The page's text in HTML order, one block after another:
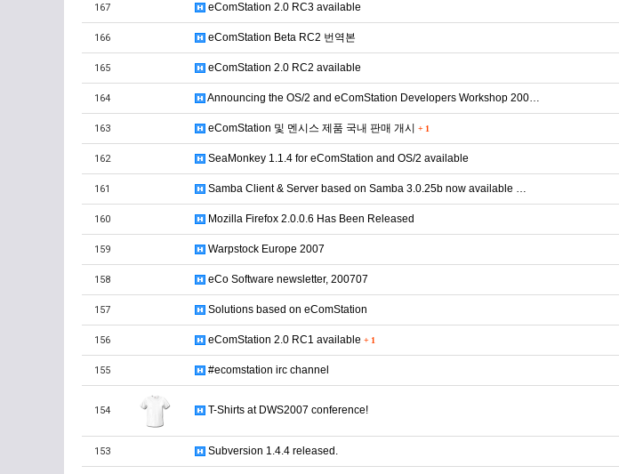
167 eComStation 2.0 RC3 available
166 eComStation Beta RC2 번역본
165 eComStation 2.0 RC2 available
164 Announcing the OS/2 and eComStation Developers Workshop 200…
163 eComStation 및 멘시스 제품 국내 판매 개시 + 1
162 SeaMonkey 1.1.4 for eComStation and OS/2 available
161 Samba Client & Server based on Samba 3.0.25b now available …
160 Mozilla Firefox 2.0.0.6 Has Been Released
159 Warpstock Europe 2007
158 eCo Software newsletter, 200707
157 Solutions based on eComStation
156 eComStation 2.0 RC1 available + 1
155 #ecomstation irc channel
154 T-Shirts at DWS2007 conference!
153 Subversion 1.4.4 released.